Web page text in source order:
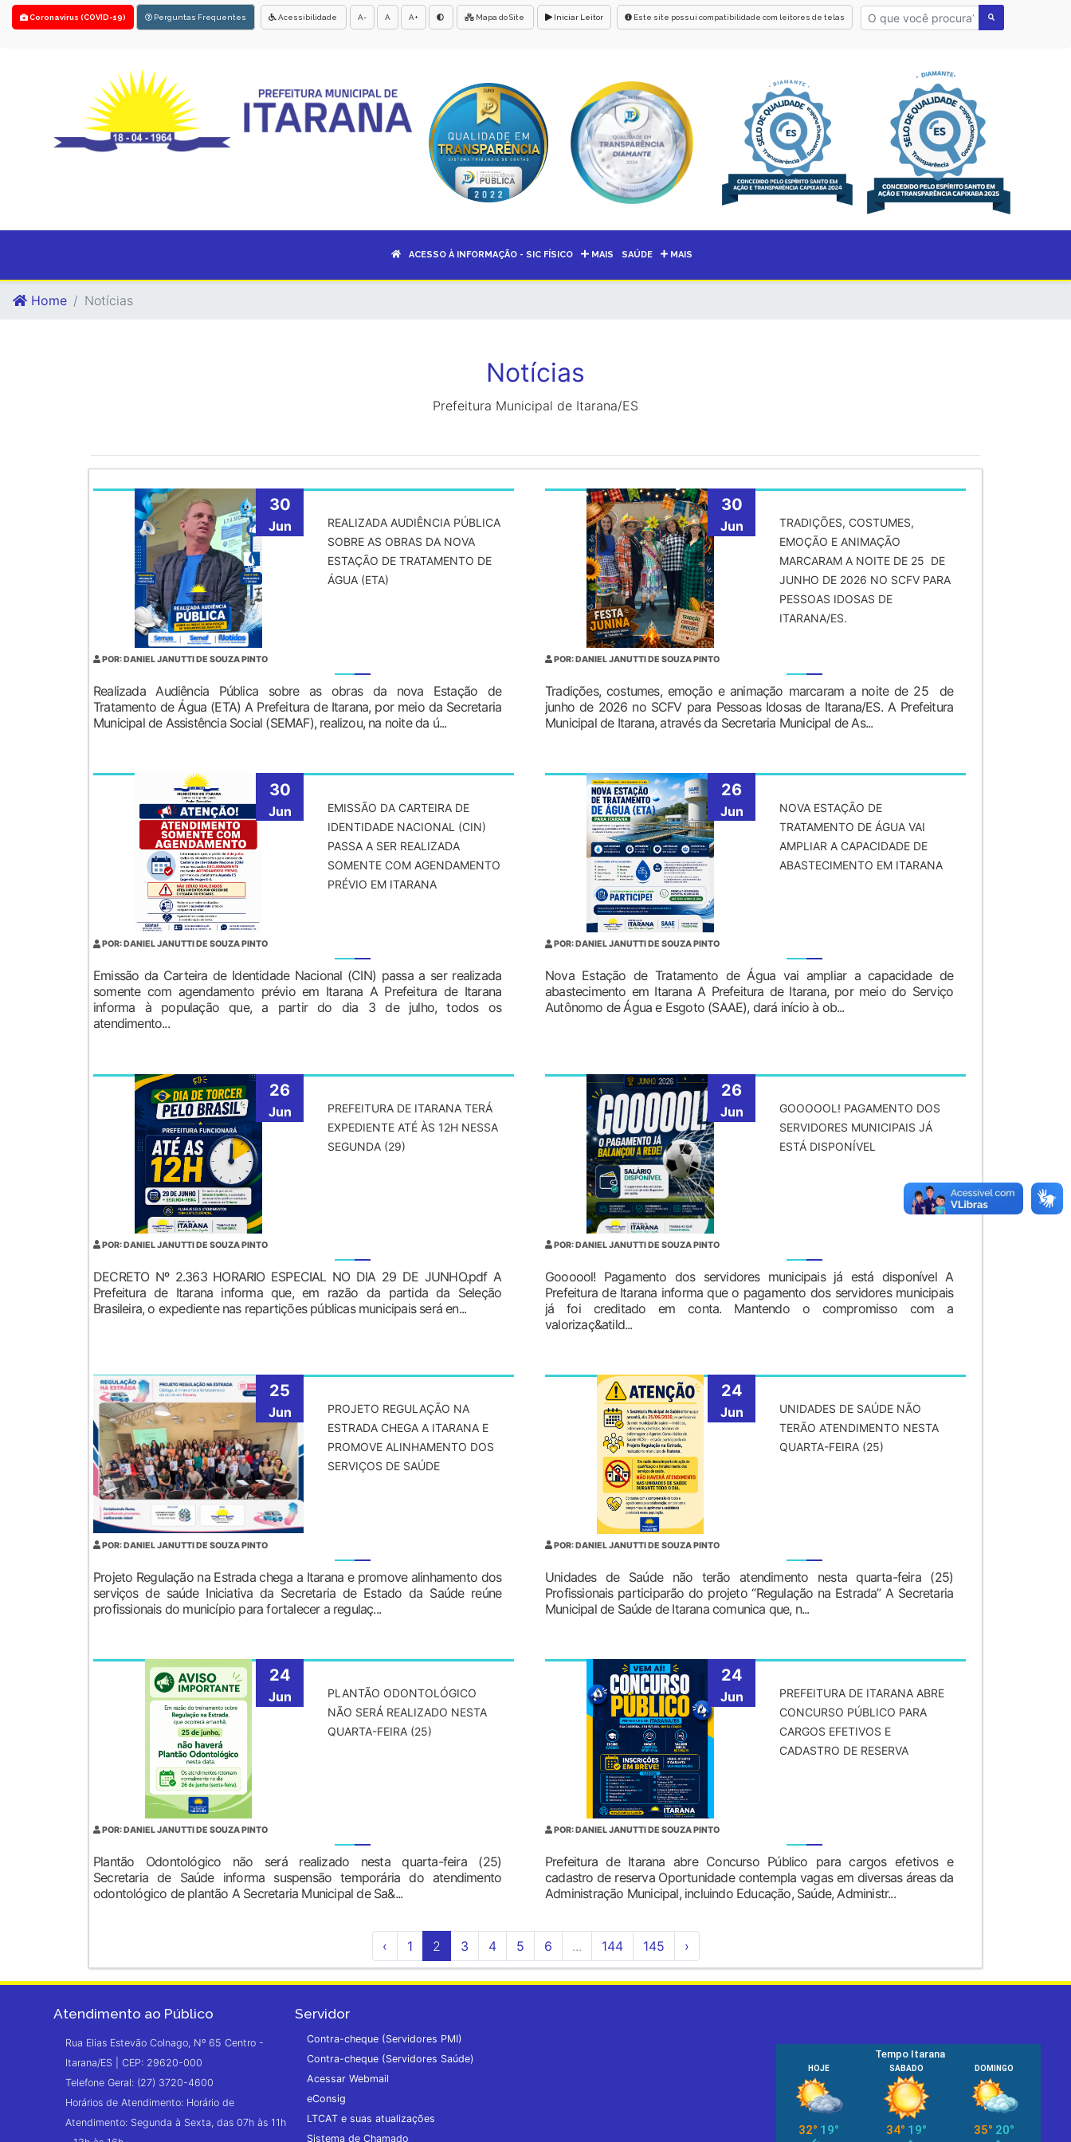
Coronavírus (COVID-19) Perguntas Frequentes Acessibilidade A- A A+ Mapa do Site Iniciar Leitor Este site possui compatibilidade com leitores de telas
ACESSO À INFORMAÇÃO - SIC FÍSICO MAIS SAÚDE MAIS
Home Notícias
Notícias
Prefeitura Municipal de Itarana/ES
30
Jun
REALIZADA AUDIÊNCIA PÚBLICA
SOBRE AS OBRAS DA NOVA
ESTAÇÃO DE TRATAMENTO DE
ÁGUA (ETA)
POR: DANIEL JANUTTI DE SOUZA PINTO
Realizada Audiência Pública sobre as obras da nova Estação de
Tratamento de Água (ETA) A Prefeitura de Itarana, por meio da Secretaria
Municipal de Assistência Social (SEMAF), realizou, na noite da ú...
30
Jun
TRADIÇÕES, COSTUMES,
EMOÇÃO E ANIMAÇÃO
MARCARAM A NOITE DE 25 DE
JUNHO DE 2026 NO SCFV PARA
PESSOAS IDOSAS DE
ITARANA/ES.
POR: DANIEL JANUTTI DE SOUZA PINTO
Tradições, costumes, emoção e animação marcaram a noite de 25 de
junho de 2026 no SCFV para Pessoas Idosas de Itarana/ES. A Prefeitura
Municipal de Itarana, através da Secretaria Municipal de As...
30
Jun
EMISSÃO DA CARTEIRA DE
IDENTIDADE NACIONAL (CIN)
PASSA A SER REALIZADA
SOMENTE COM AGENDAMENTO
PRÉVIO EM ITARANA
POR: DANIEL JANUTTI DE SOUZA PINTO
Emissão da Carteira de Identidade Nacional (CIN) passa a ser realizada
somente com agendamento prévio em Itarana A Prefeitura de Itarana
informa à população que, a partir do dia 3 de julho, todos os
atendimento...
26
Jun
NOVA ESTAÇÃO DE
TRATAMENTO DE ÁGUA VAI
AMPLIAR A CAPACIDADE DE
ABASTECIMENTO EM ITARANA
POR: DANIEL JANUTTI DE SOUZA PINTO
Nova Estação de Tratamento de Água vai ampliar a capacidade de
abastecimento em Itarana A Prefeitura de Itarana, por meio do Serviço
Autônomo de Água e Esgoto (SAAE), dará início à ob...
26
Jun
PREFEITURA DE ITARANA TERÁ
EXPEDIENTE ATÉ ÀS 12H NESSA
SEGUNDA (29)
POR: DANIEL JANUTTI DE SOUZA PINTO
DECRETO Nº 2.363 HORARIO ESPECIAL NO DIA 29 DE JUNHO.pdf A
Prefeitura de Itarana informa que, em razão da partida da Seleção
Brasileira, o expediente nas repartições públicas municipais será en...
26
Jun
GOOOOOL! PAGAMENTO DOS
SERVIDORES MUNICIPAIS JÁ
ESTÁ DISPONÍVEL
POR: DANIEL JANUTTI DE SOUZA PINTO
Goooool! Pagamento dos servidores municipais já está disponível A
Prefeitura de Itarana informa que o pagamento dos servidores municipais
já foi creditado em conta. Mantendo o compromisso com a
valorizaç&atild...
25
Jun
PROJETO REGULAÇÃO NA
ESTRADA CHEGA A ITARANA E
PROMOVE ALINHAMENTO DOS
SERVIÇOS DE SAÚDE
POR: DANIEL JANUTTI DE SOUZA PINTO
Projeto Regulação na Estrada chega a Itarana e promove alinhamento dos
serviços de saúde Iniciativa da Secretaria de Estado da Saúde reúne
profissionais do município para fortalecer a regulaç...
24
Jun
UNIDADES DE SAÚDE NÃO
TERÃO ATENDIMENTO NESTA
QUARTA-FEIRA (25)
POR: DANIEL JANUTTI DE SOUZA PINTO
Unidades de Saúde não terão atendimento nesta quarta-feira (25)
Profissionais participarão do projeto “Regulação na Estrada” A Secretaria
Municipal de Saúde de Itarana comunica que, n...
24
Jun
PLANTÃO ODONTOLÓGICO
NÃO SERÁ REALIZADO NESTA
QUARTA-FEIRA (25)
POR: DANIEL JANUTTI DE SOUZA PINTO
Plantão Odontológico não será realizado nesta quarta-feira (25)
Secretaria de Saúde informa suspensão temporária do atendimento
odontológico de plantão A Secretaria Municipal de Sa&...
24
Jun
PREFEITURA DE ITARANA ABRE
CONCURSO PÚBLICO PARA
CARGOS EFETIVOS E
CADASTRO DE RESERVA
POR: DANIEL JANUTTI DE SOUZA PINTO
Prefeitura de Itarana abre Concurso Público para cargos efetivos e
cadastro de reserva Oportunidade contempla vagas em diversas áreas da
Administração Municipal, incluindo Educação, Saúde, Administr...
‹ 1 2 3 4 5 6 ... 144 145 ›
Atendimento ao Público
Rua Elias Estevão Colnago, Nº 65 Centro -
Itarana/ES | CEP: 29620-000
Telefone Geral: (27) 3720-4600
Horários de Atendimento: Horário de
Atendimento: Segunda à Sexta, das 07h às 11h
Servidor
Contra-cheque (Servidores PMI)
Contra-cheque (Servidores Saúde)
Acessar Webmail
eConsig
LTCAT e suas atualizações
Sistema de Chamado